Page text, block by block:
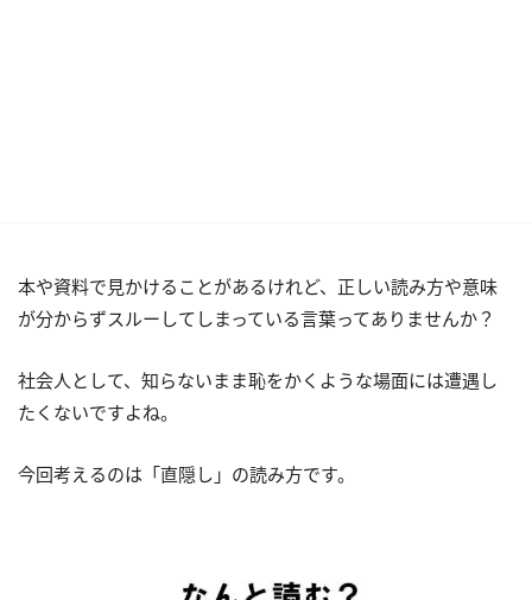
本や資料で見かけることがあるけれど、正しい読み方や意味
が分からずスルーしてしまっている言葉ってありませんか？
社会人として、知らないまま恥をかくような場面には遭遇し
たくないですよね。
今回考えるのは「直隠し」の読み方です。